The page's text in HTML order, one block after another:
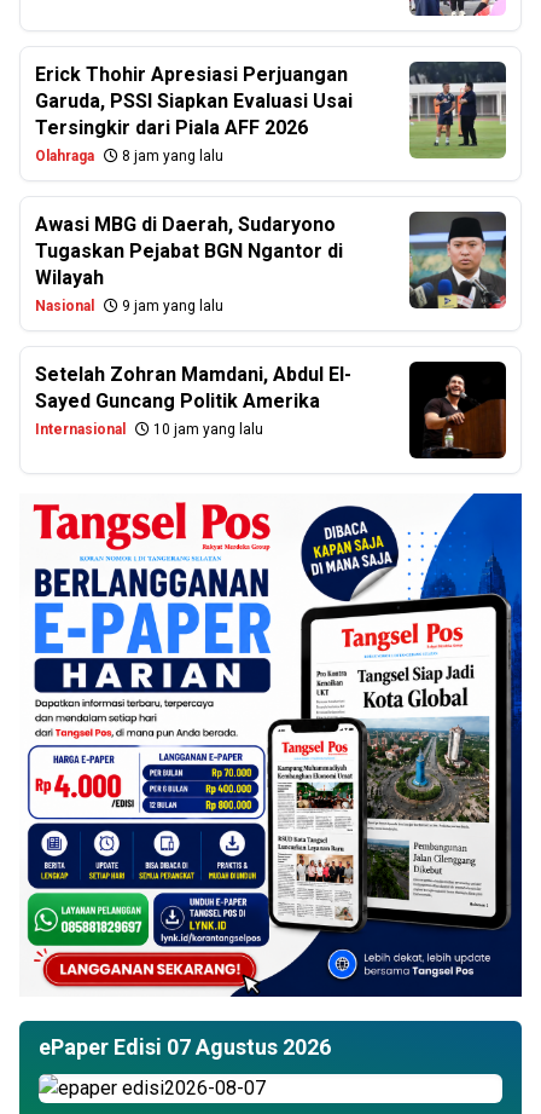
Erick Thohir Apresiasi Perjuangan
Garuda, PSSI Siapkan Evaluasi Usai
Tersingkir dari Piala AFF 2026
Olahraga 8 jam yang lalu
Awasi MBG di Daerah, Sudaryono
Tugaskan Pejabat BGN Ngantor di
Wilayah
Nasional 9 jam yang lalu
Setelah Zohran Mamdani, Abdul El-
Sayed Guncang Politik Amerika
Internasional 10 jam yang lalu
ePaper Edisi 07 Agustus 2026